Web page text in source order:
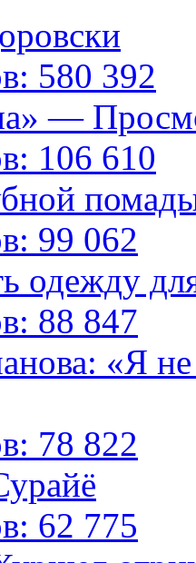
580 392
—
106 610
99 062
одежду
88 847
«Я
78 822
62 775